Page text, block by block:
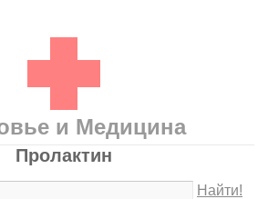
и Медицина
Пролактин
Найти!